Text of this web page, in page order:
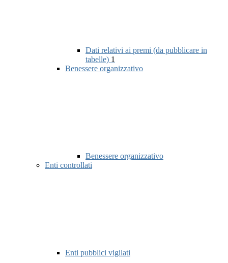
Dati relativi ai premi (da pubblicare in
tabelle) 1
Benessere organizzativo
Benessere organizzativo
Enti controllati
Enti pubblici vigilati